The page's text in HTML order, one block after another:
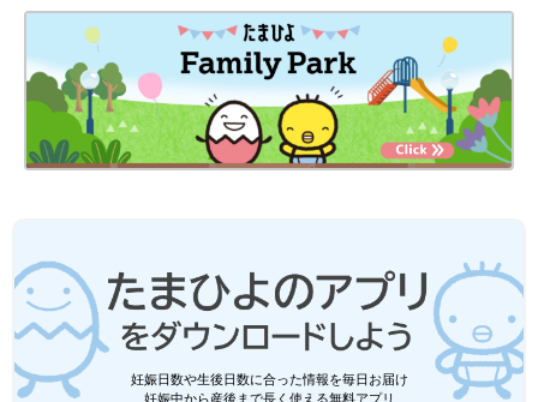
妊娠日数や生後日数に合った情報を毎日お届け
妊娠中から産後まで長く使える無料アプリ